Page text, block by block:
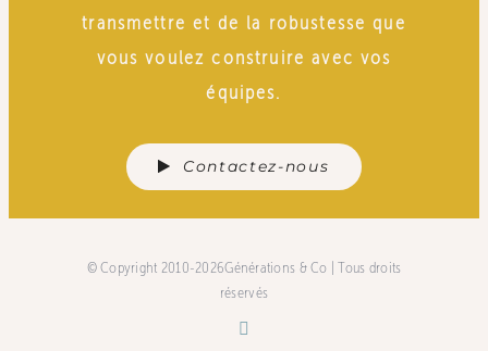
transmettre et de la robustesse que
vous voulez construire avec vos
équipes.
Contactez-nous
© Copyright 2010-2026Générations & Co | Tous droits
réservés